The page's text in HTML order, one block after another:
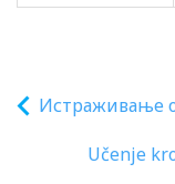
Истраживање
Učenje